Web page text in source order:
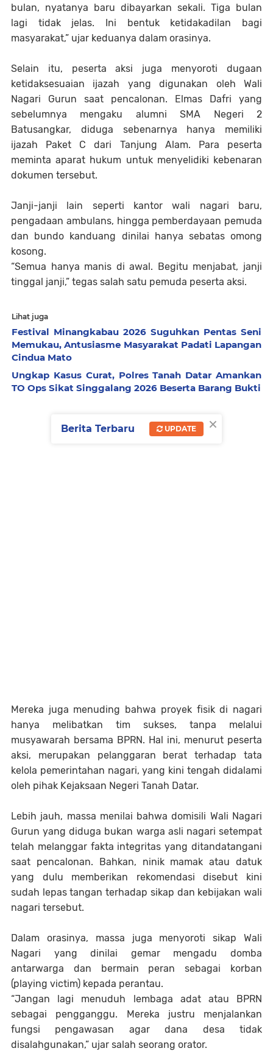
bulan, nyatanya baru dibayarkan sekali. Tiga bulan
lagi tidak jelas. Ini bentuk ketidakadilan bagi
masyarakat,” ujar keduanya dalam orasinya.
Selain itu, peserta aksi juga menyoroti dugaan
ketidaksesuaian ijazah yang digunakan oleh Wali
Nagari Gurun saat pencalonan. Elmas Dafri yang
sebelumnya mengaku alumni SMA Negeri 2
Batusangkar, diduga sebenarnya hanya memiliki
ijazah Paket C dari Tanjung Alam. Para peserta
meminta aparat hukum untuk menyelidiki kebenaran
dokumen tersebut.
Janji-janji lain seperti kantor wali nagari baru,
pengadaan ambulans, hingga pemberdayaan pemuda
dan bundo kanduang dinilai hanya sebatas omong
kosong.
“Semua hanya manis di awal. Begitu menjabat, janji
tinggal janji,” tegas salah satu pemuda peserta aksi.
Lihat juga
Festival Minangkabau 2026 Suguhkan Pentas Seni
Memukau, Antusiasme Masyarakat Padati Lapangan
Cindua Mato
Ungkap Kasus Curat, Polres Tanah Datar Amankan
TO Ops Sikat Singgalang 2026 Beserta Barang Bukti
Mereka juga menuding bahwa proyek fisik di nagari
hanya melibatkan tim sukses, tanpa melalui
musyawarah bersama BPRN. Hal ini, menurut peserta
aksi, merupakan pelanggaran berat terhadap tata
kelola pemerintahan nagari, yang kini tengah didalami
oleh pihak Kejaksaan Negeri Tanah Datar.
Lebih jauh, massa menilai bahwa domisili Wali Nagari
Gurun yang diduga bukan warga asli nagari setempat
telah melanggar fakta integritas yang ditandatangani
saat pencalonan. Bahkan, ninik mamak atau datuk
yang dulu memberikan rekomendasi disebut kini
sudah lepas tangan terhadap sikap dan kebijakan wali
nagari tersebut.
Dalam orasinya, massa juga menyoroti sikap Wali
Nagari yang dinilai gemar mengadu domba
antarwarga dan bermain peran sebagai korban
(playing victim) kepada perantau.
“Jangan lagi menuduh lembaga adat atau BPRN
sebagai pengganggu. Mereka justru menjalankan
fungsi pengawasan agar dana desa tidak
disalahgunakan,” ujar salah seorang orator.
×
Berita Terbaru UPDATE